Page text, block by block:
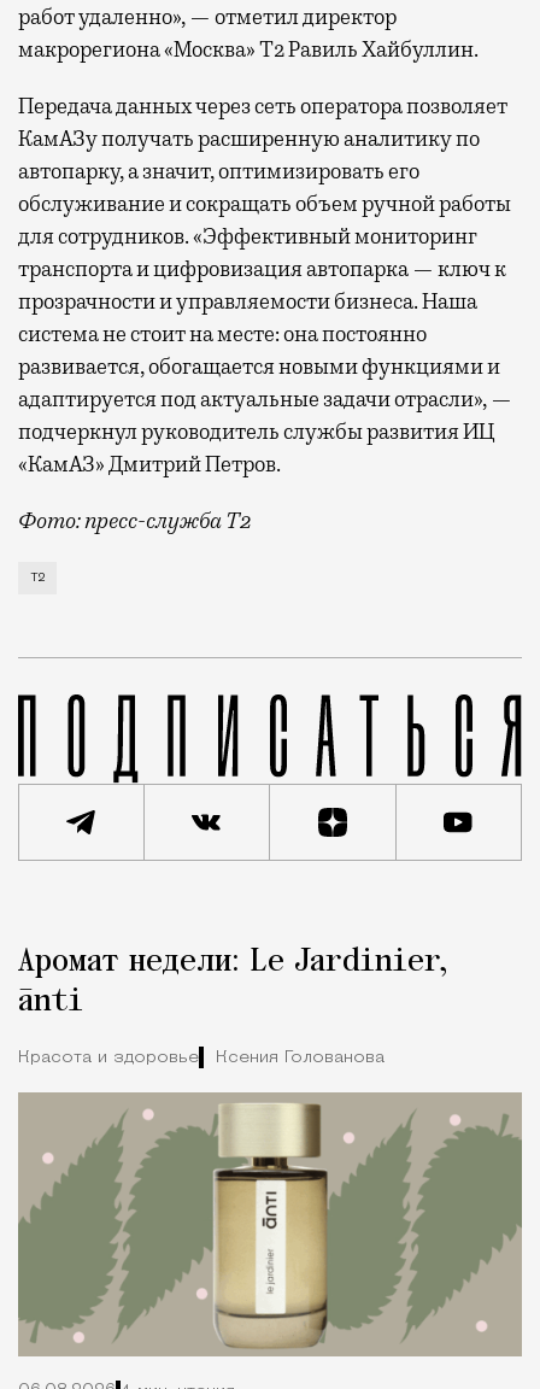
работ удаленно», — отметил директор
макрорегиона «Москва» Т2 Равиль Хайбуллин.
Передача данных через сеть оператора позволяет
КамАЗу получать расширенную аналитику по
автопарку, а значит, оптимизировать его
обслуживание и сокращать объем ручной работы
для сотрудников. «Эффективный мониторинг
транспорта и цифровизация автопарка — ключ к
прозрачности и управляемости бизнеса. Наша
система не стоит на месте: она постоянно
развивается, обогащается новыми функциями и
адаптируется под актуальные задачи отрасли», —
подчеркнул руководитель службы развития ИЦ
«КамАЗ» Дмитрий Петров.
Фото: пресс-служба Т2
Т2 развивает решения для автомобильной
Т2
Город
Аромат недели: Le Jardinier,
ānti
Красота и здоровье Ксения Голованова